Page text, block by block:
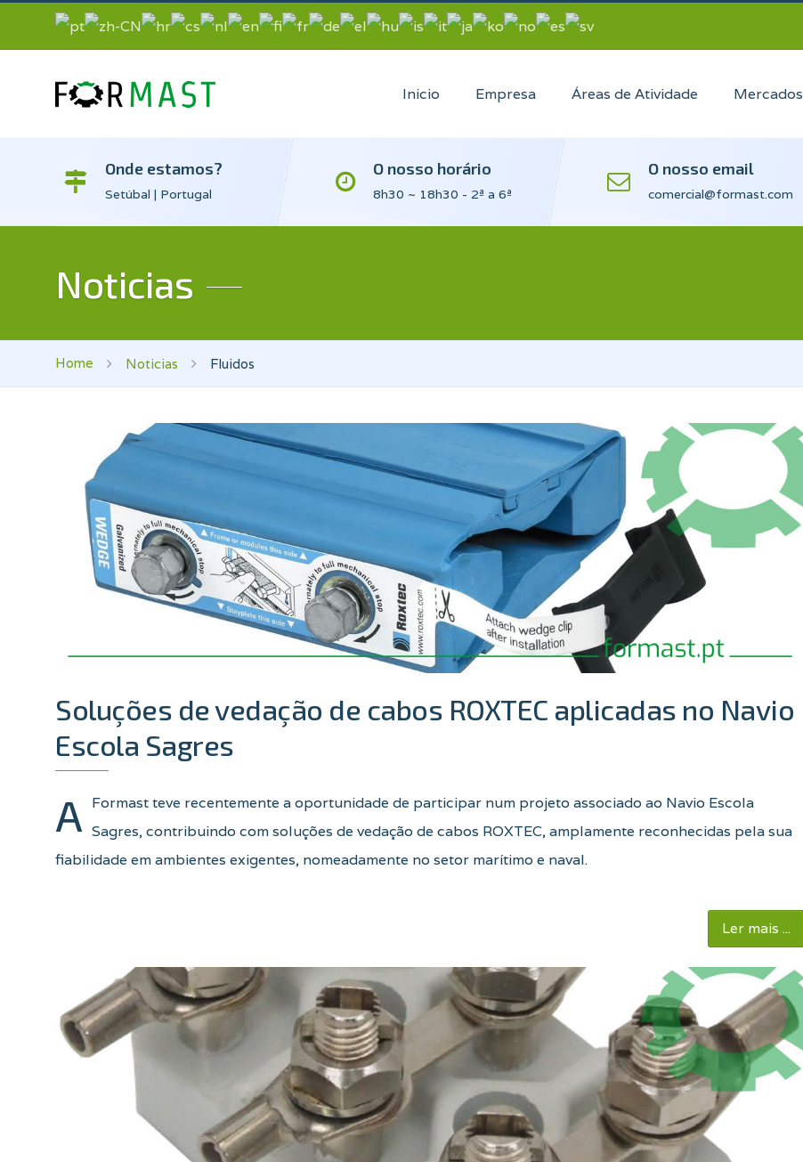
Inicio Empresa Áreas de Atividade Mercados
Onde estamos?
Setúbal | Portugal
O nosso horário
8h30 ~ 18h30 - 2ª a 6ª
O nosso email
comercial@formast.com
Noticias
Home Noticias Fluidos
Soluções de vedação de cabos ROXTEC aplicadas no Navio
Escola Sagres
A Formast teve recentemente a oportunidade de participar num projeto associado ao Navio Escola
Sagres, contribuindo com soluções de vedação de cabos ROXTEC, amplamente reconhecidas pela sua
fiabilidade em ambientes exigentes, nomeadamente no setor marítimo e naval.
Ler mais ...